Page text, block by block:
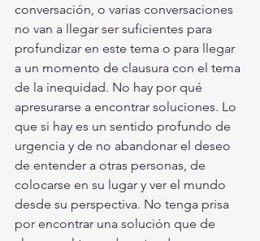
conversación, o varias conversaciones
no van a llegar ser suficientes para
profundizar en este tema o para llegar
a un momento de clausura con el tema
de la inequidad. No hay por qué
apresurarse a encontrar soluciones. Lo
que si hay es un sentido profundo de
urgencia y de no abandonar el deseo
de entender a otras personas, de
colocarse en su lugar y ver el mundo
desde su perspectiva. No tenga prisa
por encontrar una solución que de